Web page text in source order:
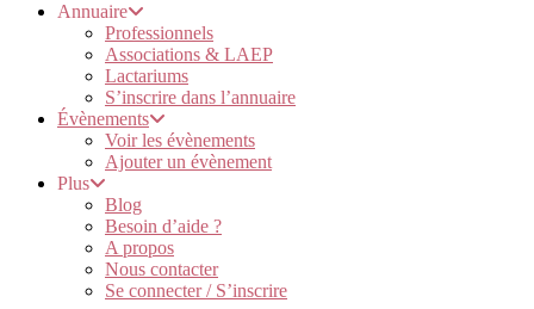
Annuaire
Professionnels
Associations & LAEP
Lactariums
S’inscrire dans l’annuaire
Évènements
Voir les évènements
Ajouter un évènement
Plus
Blog
Besoin d’aide ?
A propos
Nous contacter
Se connecter / S’inscrire